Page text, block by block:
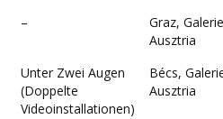
–
Graz,
Ausztria
Unter Zwei Augen
(Doppelte
Videoinstallationen)
Bécs,
Ausztria